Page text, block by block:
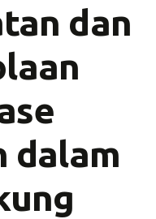
dan
dalam